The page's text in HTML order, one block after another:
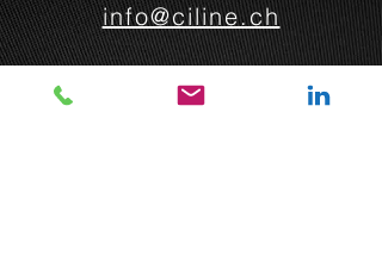
info@ciline.ch
Ciline Werbetechnik Bern | Bodenacher17k